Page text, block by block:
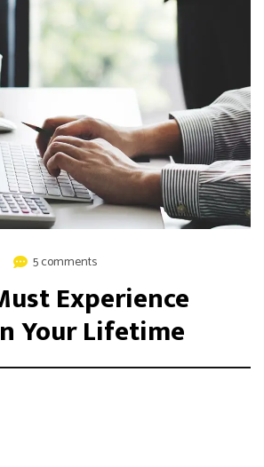
5 comments
Experience
Your Lifetime